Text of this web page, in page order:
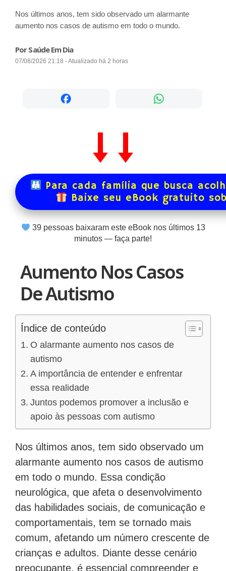
Nos últimos anos, tem sido observado um alarmante
aumento nos casos de autismo em todo o mundo.
Por Saúde Em Dia
07/08/2026 21:18 - Atualizado há 2 horas
Para cada família que busca
Baixe seu eBook gratuito
39pessoas baixaram este eBook nos últimos 13
minutos — faça parte!
Aumento Nos Casos
De Autismo
Índice de conteúdo
O alarmante aumento nos casos de
autismo
A importância de entender e enfrentar
essa realidade
Juntos podemos promover a inclusão e
apoio às pessoas com autismo
Nos últimos anos, tem sido observado um
alarmante aumento nos casos de autismo
em todo o mundo. Essa condição
neurológica, que afeta o desenvolvimento
das habilidades sociais, de comunicação e
comportamentais, tem se tornado mais
comum, afetando um número crescente de
crianças e adultos. Diante desse cenário
preocupante, é essencial compreender e